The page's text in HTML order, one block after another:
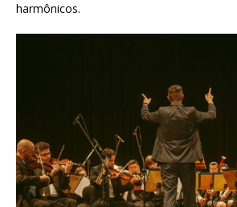
harmônicos.